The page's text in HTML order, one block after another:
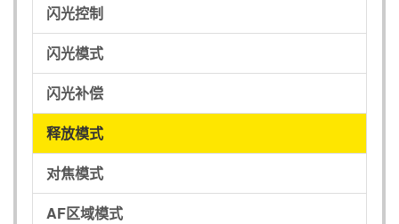
闪光控制
闪光模式
闪光补偿
释放模式
对焦模式
AF区域模式